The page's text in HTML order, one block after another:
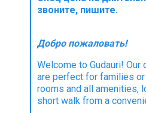
звоните, пишите.
Добро пожаловать!
Welcome to Gudauri!
are perfect for families
rooms and all amenities,
short walk from a
О Грузии
Что пить?
Деньги
Мобильная связь
Галерея